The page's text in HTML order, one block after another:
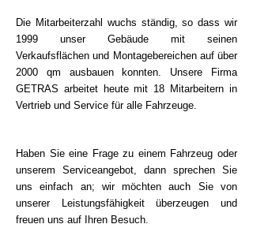
Die Mitarbeiterzahl wuchs ständig, so dass wir
1999 unser Gebäude mit seinen
Verkaufsflächen und Montagebereichen auf über
2000 qm ausbauen konnten. Unsere Firma
GETRAS arbeitet heute mit 18 Mitarbeitern in
Vertrieb und Service für alle Fahrzeuge.
Haben Sie eine Frage zu einem Fahrzeug oder
unserem Serviceangebot, dann sprechen Sie
uns einfach an; wir möchten auch Sie von
unserer Leistungsfähigkeit überzeugen und
freuen uns auf Ihren Besuch.